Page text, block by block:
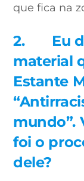
que fica na
2.
Eu
material
Estante
mundo”.
foi o
dele?